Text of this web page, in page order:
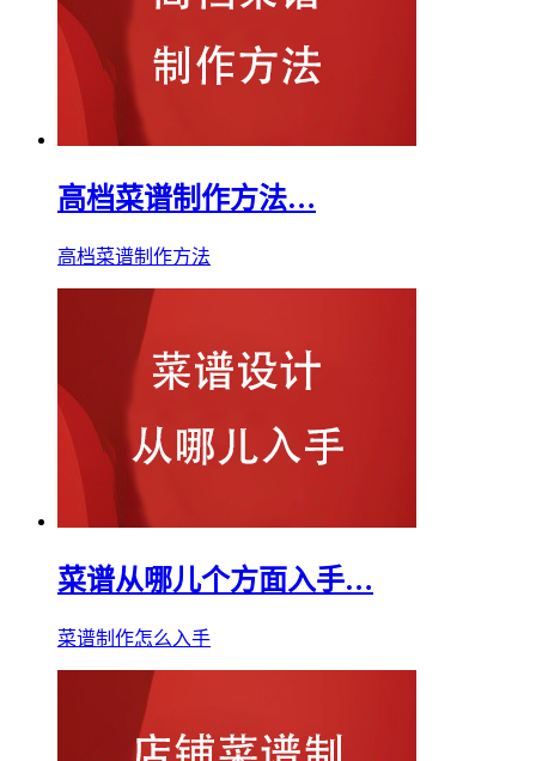
高档菜谱制作方法…
高档菜谱制作方法
菜谱从哪儿个方面入手…
菜谱制作怎么入手